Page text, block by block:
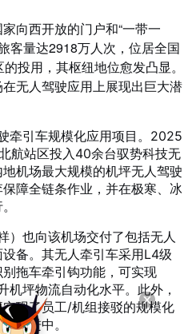
向西开放的门户和“一带一
客量达2918万人次，位居全国
投用，其枢纽地位愈发凸显。
无人驾驶应用上展现出巨大潜
牵引车规模化应用项目。2025
航站区投入40余台驭势科技无
机场最大规模的机坪无人驾驶
障全链条作业，并在极寒、冰
）也向该机场交付了包括无人
备。其无人牵引车采用L4级
拖车牵引钩功能，可实现
坪物流自动化水平。此外，
现了员工/机组接驳的规模化
推进中。